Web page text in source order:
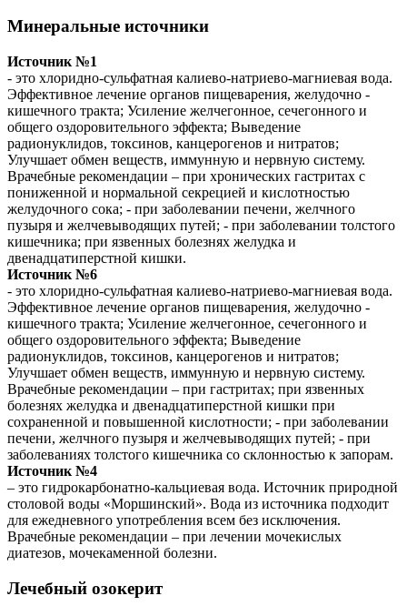
Минеральные источники
Источник №1
- это хлоридно-сульфатная калиево-натриево-магниевая вода.
Эффективное лечение органов пищеварения, желудочно -
кишечного тракта; Усиление желчегонное, сечегонного и
общего оздоровительного эффекта; Выведение
радионуклидов, токсинов, канцерогенов и нитратов;
Улучшает обмен веществ, иммунную и нервную систему.
Врачебные рекомендации – при хронических гастритах с
пониженной и нормальной секрецией и кислотностью
желудочного сока; - при заболевании печени, желчного
пузыря и желчевыводящих путей; - при заболевании толстого
кишечника; при язвенных болезнях желудка и
двенадцатиперстной кишки.
Источник №6
- это хлоридно-сульфатная калиево-натриево-магниевая вода.
Эффективное лечение органов пищеварения, желудочно -
кишечного тракта; Усиление желчегонное, сечегонного и
общего оздоровительного эффекта; Выведение
радионуклидов, токсинов, канцерогенов и нитратов;
Улучшает обмен веществ, иммунную и нервную систему.
Врачебные рекомендации – при гастритах; при язвенных
болезнях желудка и двенадцатиперстной кишки при
сохраненной и повышенной кислотности; - при заболевании
печени, желчного пузыря и желчевыводящих путей; - при
заболеваниях толстого кишечника со склонностью к запорам.
Источник №4
– это гидрокарбонатно-кальциевая вода. Источник природной
столовой воды «Моршинский». Вода из источника подходит
для ежедневного употребления всем без исключения.
Врачебные рекомендации – при лечении мочекислых
диатезов, мочекаменной болезни.
Лечебный озокерит